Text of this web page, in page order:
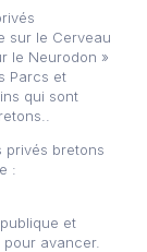
sur le Cerveau
le Neurodon »
Parcs et
qui sont
privés bretons
:
et
avancer.